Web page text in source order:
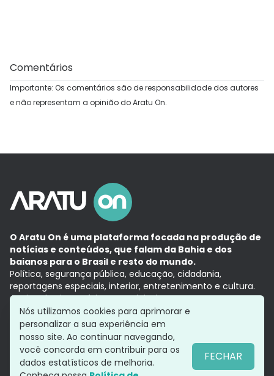
Comentários
Importante: Os comentários são de responsabilidade dos autores
e não representam a opinião do Aratu On.
O Aratu On é uma plataforma focada na produção de
notícias e conteúdos, que falam da Bahia e dos
baianos para o Brasil e resto do mundo.
Política, segurança pública, educação, cidadania,
reportagens especiais, interior, entretenimento e cultura.
Aqui, tudo vira notícia e a notícia é no tempo presente,
com a credibilidade do Grupo Aratu.
Grupo Aratu
Política de privacidade
Siga-nos
Nós utilizamos cookies para aprimorar e
personalizar a sua experiência em
nosso site. Ao continuar navegando,
você concorda em contribuir para os
dados estatísticos de melhoria.
FECHAR